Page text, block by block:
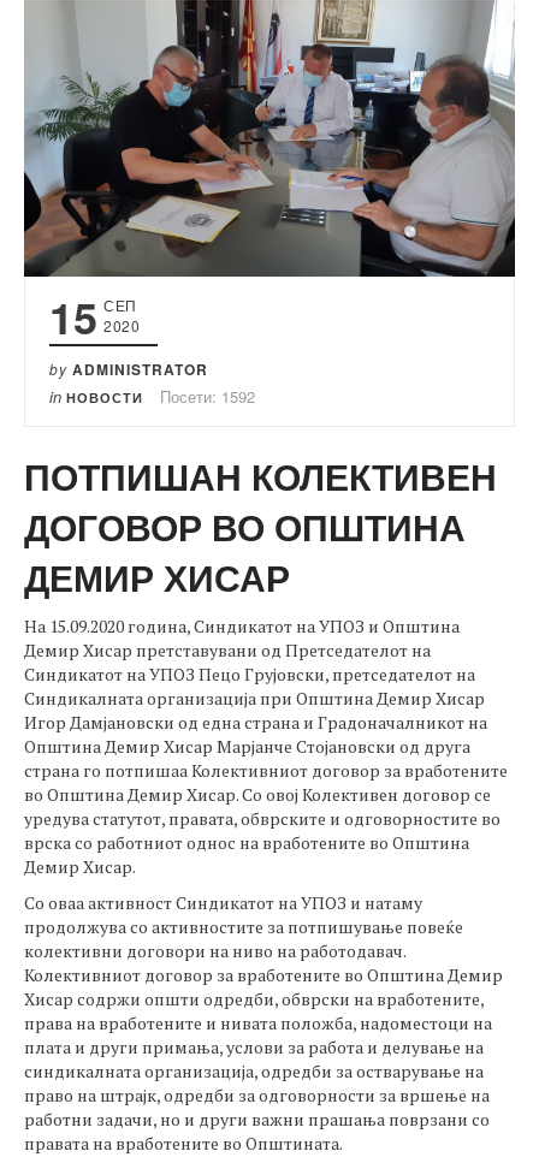
15 СЕП
2020
by ADMINISTRATOR
in НОВОСТИ Посети: 1592
ПОТПИШАН КОЛЕКТИВЕН
ДОГОВОР ВО ОПШТИНА
ДЕМИР ХИСАР
На 15.09.2020 година, Синдикатот на УПОЗ и Општина
Демир Хисар претставувани од Претседателот на
Синдикатот на УПОЗ Пецо Грујовски, претседателот на
Синдикалната организација при Општина Демир Хисар
Игор Дамјановски од една страна и Градоначалникот на
Општина Демир Хисар Марјанче Стојановски од друга
страна го потпишаа Колективниот договор за вработените
во Општина Демир Хисар. Со овој Колективен договор се
уредува статутот, правата, обврските и одговорностите во
врска со работниот однос на вработените во Општина
Демир Хисар.
Со оваа активност Синдикатот на УПОЗ и натаму
продолжува со активностите за потпишување повеќе
колективни договори на ниво на работодавач.
Колективниот договор за вработените во Општина Демир
Хисар содржи општи одредби, обврски на вработените,
права на вработените и нивата положба, надоместоци на
плата и други примања, услови за работа и делување на
синдикалната организација, одредби за остварување на
право на штрајк, одредби за одговорности за вршење на
работни задачи, но и други важни прашања поврзани со
правата на вработените во Општината.